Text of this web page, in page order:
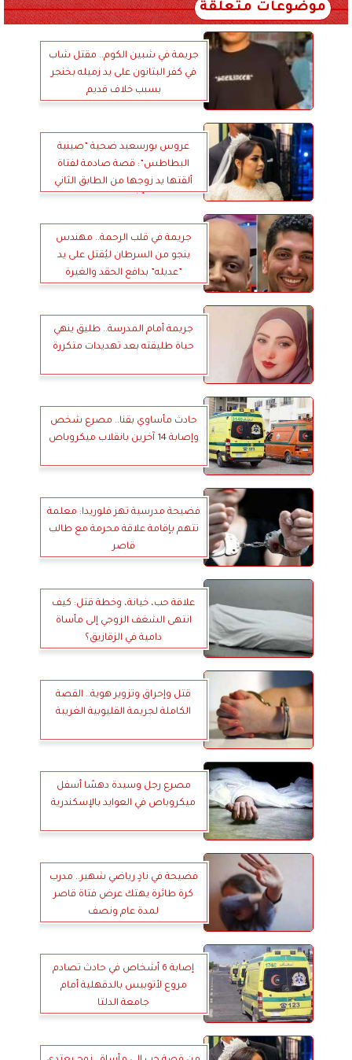
موضوعات متعلقة
جريمة في شبين الكوم.. مقتل شاب
في كفر البتانون على يد زميله بخنجر
بسبب خلاف قديم
عروس بورسعيد ضحية ”صينية
البطاطس”: قصة صادمة لفتاة
ألقتها يد زوجها من الطابق الثاني
جريمة في قلب الرحمة.. مهندس
ينجو من السرطان ليُقتل على يد
”عديله” بدافع الحقد والغيرة
جريمة أمام المدرسة.. طليق ينهي
حياة طليقته بعد تهديدات متكررة
حادث مأساوي بقنا.. مصرع شخص
وإصابة 14 آخرين بانقلاب ميكروباص
فضيحة مدرسية تهز فلوريدا: معلمة
تتهم بإقامة علاقة محرمة مع طالب
قاصر
علاقة حب، خيانة، وخطة قتل: كيف
انتهى الشغف الزوجي إلى مأساة
دامية في الزقازيق؟
قتل وإحراق وتزوير هوية.. القصة
الكاملة لجريمة القليوبية الغريبة
مصرع رجل وسيدة دهسًا أسفل
ميكروباص في العوايد بالإسكندرية
فضيحة في نادٍ رياضي شهير.. مدرب
كرة طائرة يهتك عرض فتاة قاصر
لمدة عام ونصف
إصابة 6 أشخاص في حادث تصادم
مروع لأتوبيس بالدقهلية أمام
جامعة الدلتا